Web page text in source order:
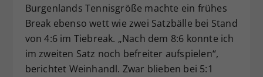
Burgenlands Tennisgröße machte ein frühes
Break ebenso wett wie zwei Satzbälle bei Stand
von 4:6 im Tiebreak. „Nach dem 8:6 konnte ich
im zweiten Satz noch befreiter aufspielen“,
berichtet Weinhandl. Zwar blieben bei 5:1